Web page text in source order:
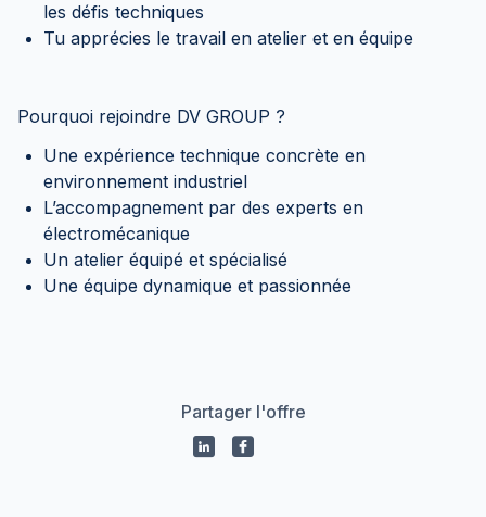
les défis techniques
Tu apprécies le travail en atelier et en équipe
Pourquoi rejoindre DV GROUP ?
Une expérience technique concrète en
environnement industriel
L’accompagnement par des experts en
électromécanique
Un atelier équipé et spécialisé
Une équipe dynamique et passionnée
Partager l'offre